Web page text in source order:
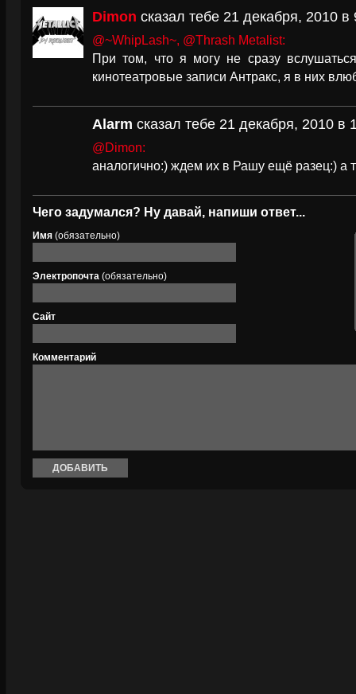
Dimon сказал тебе 21 декабря, 2010 в
@~WhipLash~, @Thrash Metalist:
При том, что я могу не сразу
кинотеатровые записи Антракс, я в них
Alarm сказал тебе 21 декабря, 2010 в
@Dimon:
аналогично:) ждем их в Рашу ещё разец:) а
Чего задумался? Ну давай, напиши ответ...
Имя (обязательно)
Электропочта (обязательно)
Сайт
Комментарий